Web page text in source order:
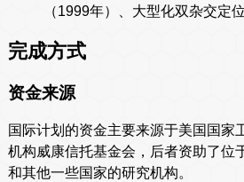
（1999年）、大型化双杂交定
完成方式
资金来源
国际计划的资金主要来源于美国国家
机构威康信托基金会，后者资助了位
和其他一些国家的研究机构。